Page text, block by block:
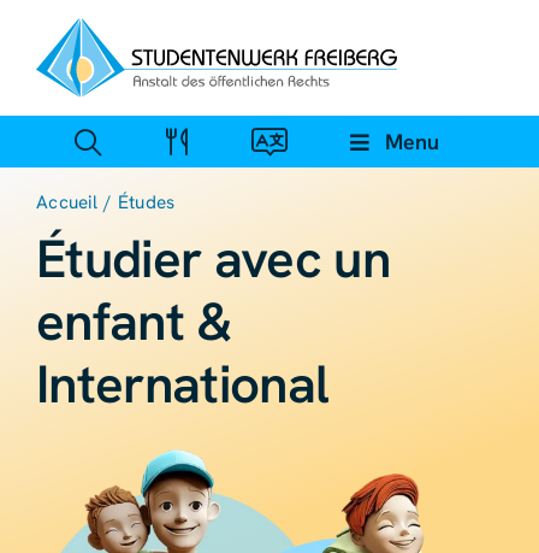
content
Menu
Accueil Études
Étudier avec un
enfant &
International